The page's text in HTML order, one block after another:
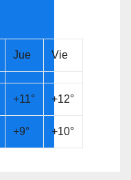
Jue Vie
+11° +12°
+9° +10°